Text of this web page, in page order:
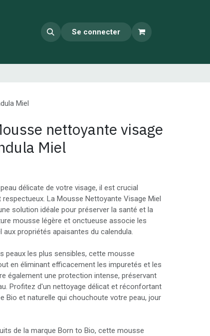
Se connecter
Miel
nettoyante visage
Miel
délicate de votre visage, il est crucial
La Mousse Nettoyante Visage Miel
solution idéale pour préserver la santé et la
mousse légère et onctueuse associe les
propriétés apaisantes du calendula.
peaux les plus sensibles, cette mousse
en éliminant efficacement les impuretés et les
également une protection intense, préservant
Profitez d'un nettoyage délicat et réconfortant
Bio et naturelle qui chouchoute votre peau, jour
de la marque Born to Bio, cette mousse